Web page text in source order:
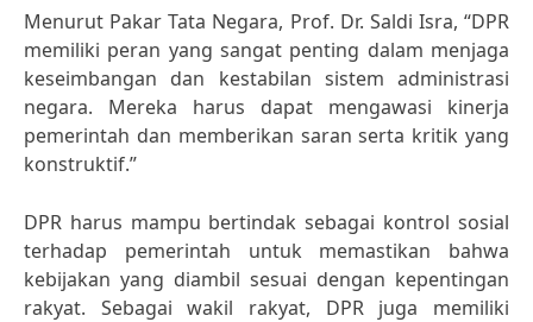
Menurut Pakar Tata Negara, Prof. Dr. Saldi Isra, “DPR
memiliki peran yang sangat penting dalam menjaga
keseimbangan dan kestabilan sistem administrasi
negara. Mereka harus dapat mengawasi kinerja
pemerintah dan memberikan saran serta kritik yang
konstruktif.”
DPR harus mampu bertindak sebagai kontrol sosial
terhadap pemerintah untuk memastikan bahwa
kebijakan yang diambil sesuai dengan kepentingan
rakyat. Sebagai wakil rakyat, DPR juga memiliki